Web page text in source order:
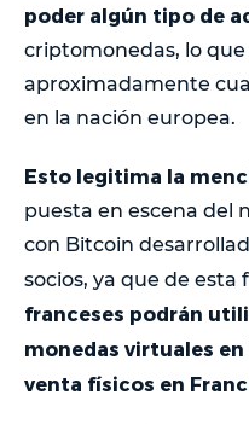
poder algún tipo de
criptomonedas, lo
aproximadamente
en la nación europea.
Esto legitima la
puesta en escena del
con Bitcoin
socios, ya que de esta
franceses podrán
monedas virtuales
venta físicos en